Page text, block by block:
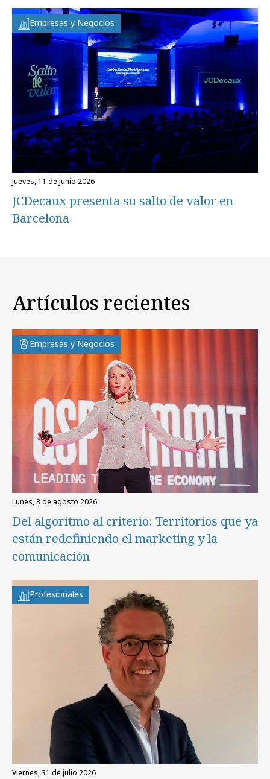
Empresas y Negocios
jueves, 11 de junio 2026
JCDecaux presenta su salto de valor en
Barcelona
Artículos recientes
Empresas y Negocios
lunes, 3 de agosto 2026
Del algoritmo al criterio: Territorios que ya
están redefiniendo el marketing y la
comunicación
Profesionales
viernes, 31 de julio 2026